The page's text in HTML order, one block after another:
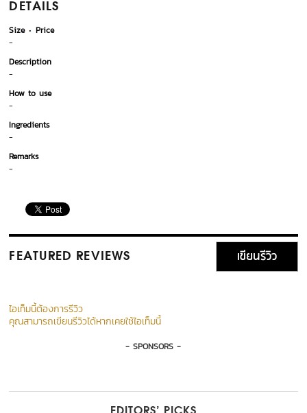
DETAILS
Size
Price
-
Description
-
How to use
-
Ingredients
-
Remarks
-
FEATURED REVIEWS เขียนรีวิว
ไอเท็มนี้ต้องการรีวิว
คุณสามารถเขียนรีวิวได้หากเคยใช้ไอเท็มนี้
- SPONSORS -